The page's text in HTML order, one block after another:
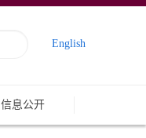
English
信息公开